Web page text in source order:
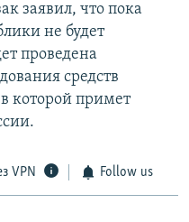
заявил, что пока
не будет
проведена
средств
которой примет
VPN Follow us